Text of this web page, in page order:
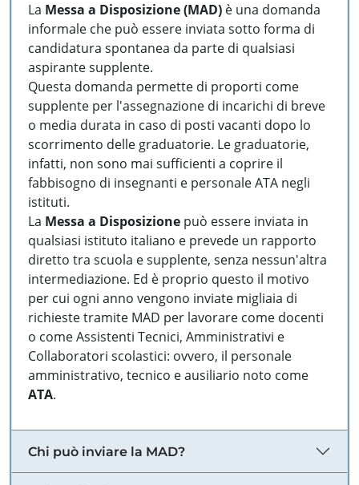
La Messa a Disposizione (MAD) è una domanda
informale che può essere inviata sotto forma di
candidatura spontanea da parte di qualsiasi
aspirante supplente.
Questa domanda permette di proporti come
supplente per l'assegnazione di incarichi di breve
o media durata in caso di posti vacanti dopo lo
scorrimento delle graduatorie. Le graduatorie,
infatti, non sono mai sufficienti a coprire il
fabbisogno di insegnanti e personale ATA negli
istituti.
La Messa a Disposizione può essere inviata in
qualsiasi istituto italiano e prevede un rapporto
diretto tra scuola e supplente, senza nessun'altra
intermediazione. Ed è proprio questo il motivo
per cui ogni anno vengono inviate migliaia di
richieste tramite MAD per lavorare come docenti
o come Assistenti Tecnici, Amministrativi e
Collaboratori scolastici: ovvero, il personale
amministrativo, tecnico e ausiliario noto come
ATA.
Chi può inviare la MAD?